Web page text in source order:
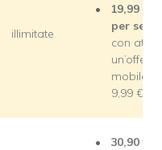
illimitate
19,99
per
con attiva
un’offerta
mobile
9,99 €/
30,90